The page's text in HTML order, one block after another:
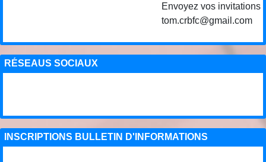
Envoyez vos invitations
tom.crbfc@gmail.com
RÉSEAUS SOCIAUX
INSCRIPTIONS BULLETIN D'INFORMATIONS